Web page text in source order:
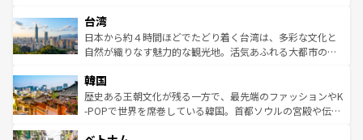
情報は
人々、おいしいローカルフードやハワイアンミュージッ
ク、伝統的なフラダンスなど、すべてがハワイの魅力を彩
っている。訪れるたびに新しい発見と感動が待っているハ
はコンテンツ一覧
リアリーフや大陸中央部にそびえるウルル（エアーズロッ
ク）、タスマニアの美しい原生林やケアンズの熱帯雨林な
ど、見どころがたくさん。また、カフェやワイン、オージ
いる。アクティビティも充実しており、サーフィンやダイ
ビング、ハイキングなど、アウトドア好きにはたまらな
い。オーストラリアの多彩な魅力を存分に味わいつくそ
台湾
日本から約４時間ほどでたどり着く台湾は、多彩な文化と
自然が織りなす魅力的な観光地。活気あふれる大都市の台
ン）、静ひつな山岳地帯である台湾東部など、都市の喧騒
と山間の静けさが共存しており、訪れる人に新しい発見と
驚きをもたらしてくれる。また、奥深い台湾の食文化も魅
韓国
歴史ある王朝文化が残る一方で、最先端のファッションやK
-POPで世界を席巻している韓国。首都ソウルの宮殿や伝統